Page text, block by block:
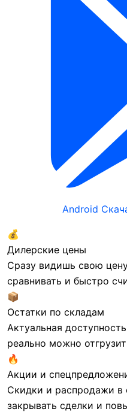
ITOONER
Kingston
L Livicom
R Rubezh
S
SkyNet
Sonar
Android
💰
Дилерские цены
Сразу видишь свою
сравнивать и быстро
📦
Остатки по складам
Актуальная
реально можно
🔥
Акции и
Скидки и распродажи
закрывать сделки и